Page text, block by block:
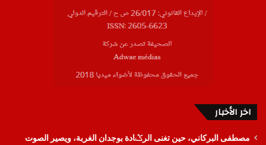
اخر الأخبار
مصطفى البركاني، حين تغنى الرݣادة بوجدان الغربة، ويصير الصوت